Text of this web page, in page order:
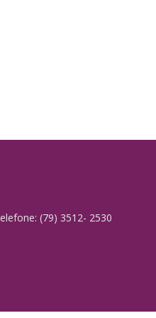
(79) 3512- 2530